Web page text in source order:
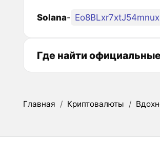
Solana-
Где найти
Главная / Криптовалюты /